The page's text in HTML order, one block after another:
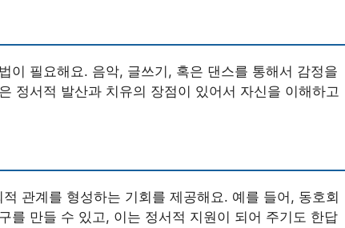
이 필요해요. 음악, 글쓰기, 혹은 댄스를 통해서 감정을
정서적 발산과 치유의 장점이 있어서 자신을 이해하고
관계를 형성하는 기회를 제공해요. 예를 들어, 동호회
를 만들 수 있고, 이는 정서적 지원이 되어 주기도 한답